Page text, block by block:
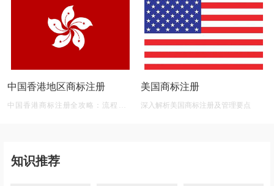
中国香港地区商标注册
中国香港商标注册全攻略：流程、材
美国商标注册
深入解析美国商标注册及管理要点
知识推荐